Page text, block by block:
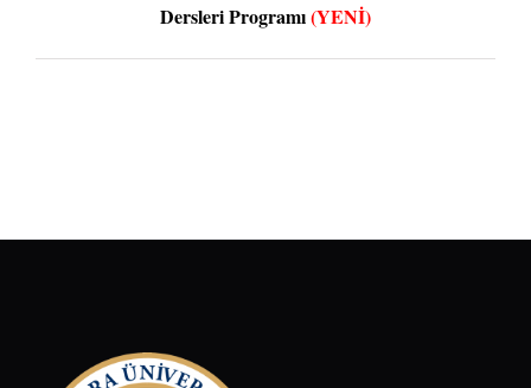
Dersleri Programı(YENİ)